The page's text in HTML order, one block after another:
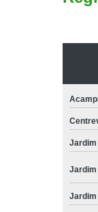
Jardim
Jardim
Jardim